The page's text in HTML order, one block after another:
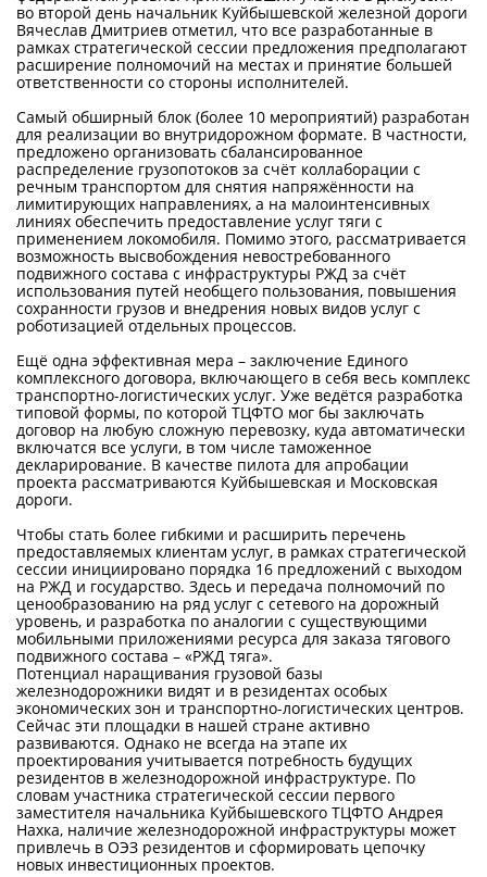
во второй день начальник Куйбышевской железной дороги
Вячеслав Дмитриев отметил, что все разработанные в
рамках стратегической сессии предложения предполагают
расширение полномочий на местах и принятие большей
ответственности со стороны исполнителей.
Самый обширный блок (более 10 мероприятий) разработан
для реализации во внутридорожном формате. В частности,
предложено организовать сбалансированное
распределение грузопотоков за счёт коллаборации с
речным транспортом для снятия напряжённости на
лимитирующих направлениях, а на малоинтенсивных
линиях обеспечить предоставление услуг тяги с
применением локомобиля. Помимо этого, рассматривается
возможность высвобождения невостребованного
подвижного состава с инфраструктуры РЖД за счёт
использования путей необщего пользования, повышения
сохранности грузов и внедрения новых видов услуг с
роботизацией отдельных процессов.
Ещё одна эффективная мера – заключение Единого
комплексного договора, включающего в себя весь комплекс
транспортно-логистических услуг. Уже ведётся разработка
типовой формы, по которой ТЦФТО мог бы заключать
договор на любую сложную перевозку, куда автоматически
включатся все услуги, в том числе таможенное
декларирование. В качестве пилота для апробации
проекта рассматриваются Куйбышевская и Московская
дороги.
Чтобы стать более гибкими и расширить перечень
предоставляемых клиентам услуг, в рамках стратегической
сессии инициировано порядка 16 предложений с выходом
на РЖД и государство. Здесь и передача полномочий по
ценообразованию на ряд услуг с сетевого на дорожный
уровень, и разработка по аналогии с существующими
мобильными приложениями ресурса для заказа тягового
подвижного состава – «РЖД тяга».
Потенциал наращивания грузовой базы
железнодорожники видят и в резидентах особых
экономических зон и транспортно-логистических центров.
Сейчас эти площадки в нашей стране активно
развиваются. Однако не всегда на этапе их
проектирования учитывается потребность будущих
резидентов в железнодорожной инфраструктуре. По
словам участника стратегической сессии первого
заместителя начальника Куйбышевского ТЦФТО Андрея
Нахка, наличие железнодорожной инфраструктуры может
привлечь в ОЭЗ резидентов и сформировать цепочку
новых инвестиционных проектов.